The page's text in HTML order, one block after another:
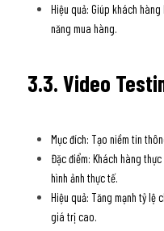
Hiệu quả: Giúp khách
năng mua hàng.
3.3. Video
Mục đích: Tạo niềm tin
Đặc điểm: Khách hàng
hình ảnh thực tế.
Hiệu quả: Tăng mạnh tỷ lệ
giá trị cao.